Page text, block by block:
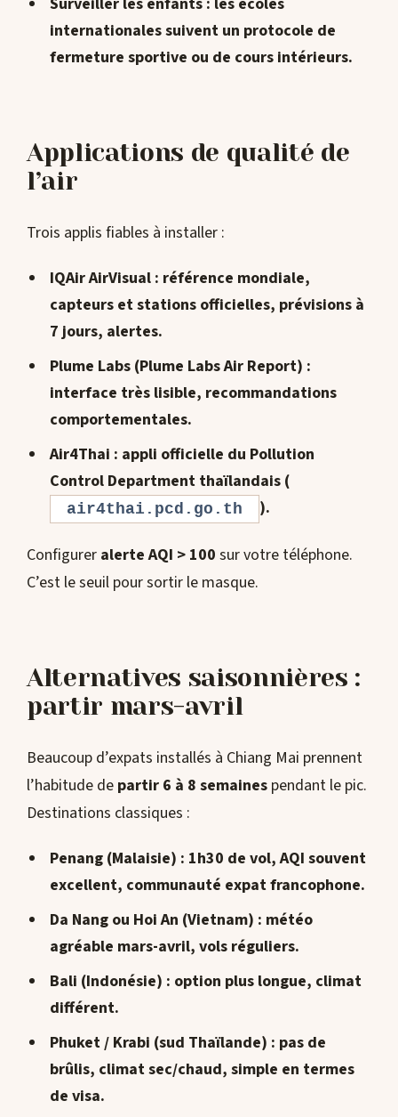
internationales suivent un protocole de
fermeture sportive ou de cours intérieurs.
Applications de qualité de
l’air
Trois applis fiables à installer :
IQAir AirVisual: référence mondiale,
capteurs et stations officielles, prévisions à
7 jours, alertes.
Plume Labs (Plume Labs Air Report) :
interface très lisible, recommandations
comportementales.
Air4Thai : appli officielle du Pollution
Control Department thaïlandais (
air4thai.pcd.go.th ).
Configurer alerte AQI > 100 sur votre téléphone.
C’est le seuil pour sortir le masque.
Alternatives saisonnières :
partir mars-avril
Beaucoup d’expats installés à Chiang Mai prennent
l’habitude de partir 6 à 8 semaines pendant le pic.
Destinations classiques :
Penang (Malaisie) : 1h30 de vol, AQI souvent
excellent, communauté expat francophone.
Da Nang ou Hoi An (Vietnam) : météo
agréable mars-avril, vols réguliers.
Bali (Indonésie) : option plus longue, climat
différent.
Phuket / Krabi (sud Thaïlande) : pas de
brûlis, climat sec/chaud, simple en termes
de visa.